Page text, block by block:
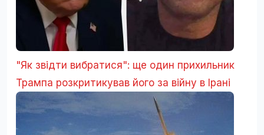
"Як звідти вибратися": ще один прихильник
Трампа розкритикував його за війну в Ірані